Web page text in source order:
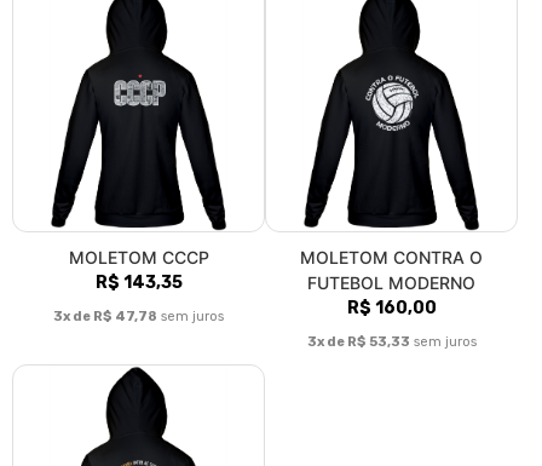
MOLETOM CCCP
R$ 143,35
3x de R$ 47,78 sem juros
MOLETOM CONTRA O
FUTEBOL MODERNO
R$ 160,00
3x de R$ 53,33 sem juros